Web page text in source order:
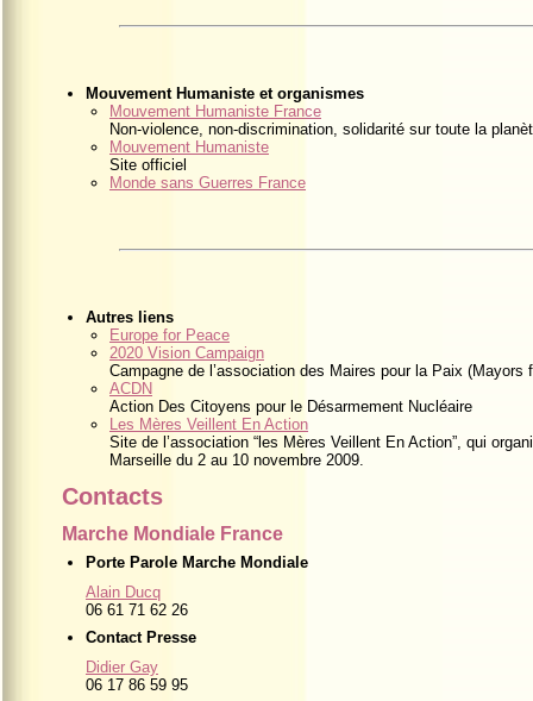
Mouvement Humaniste et organismes
Mouvement Humaniste France
Non-violence, non-discrimination, solidarité sur toute la
Mouvement Humaniste
Site officiel
Monde sans Guerres France
Autres liens
Europe for Peace
2020 Vision Campaign
Campagne de l’association des Maires pour la Paix (Mayors
ACDN
Action Des Citoyens pour le Désarmement Nucléaire
Les Mères Veillent En Action
Site de l’association “les Mères Veillent En Action”, qui
Marseille du 2 au 10 novembre 2009.
Contacts
Marche Mondiale France
Porte Parole Marche Mondiale
Alain Ducq
06 61 71 62 26
Contact Presse
Didier Gay
06 17 86 59 95